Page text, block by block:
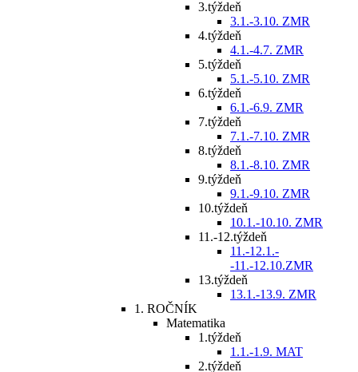
3.týždeň
3.1.-3.10. ZMR
4.týždeň
4.1.-4.7. ZMR
5.týždeň
5.1.-5.10. ZMR
6.týždeň
6.1.-6.9. ZMR
7.týždeň
7.1.-7.10. ZMR
8.týždeň
8.1.-8.10. ZMR
9.týždeň
9.1.-9.10. ZMR
10.týždeň
10.1.-10.10. ZMR
11.-12.týždeň
11.-12.1.-
-11.-12.10.ZMR
13.týždeň
13.1.-13.9. ZMR
1. ROČNÍK
Matematika
1.týždeň
1.1.-1.9. MAT
2.týždeň